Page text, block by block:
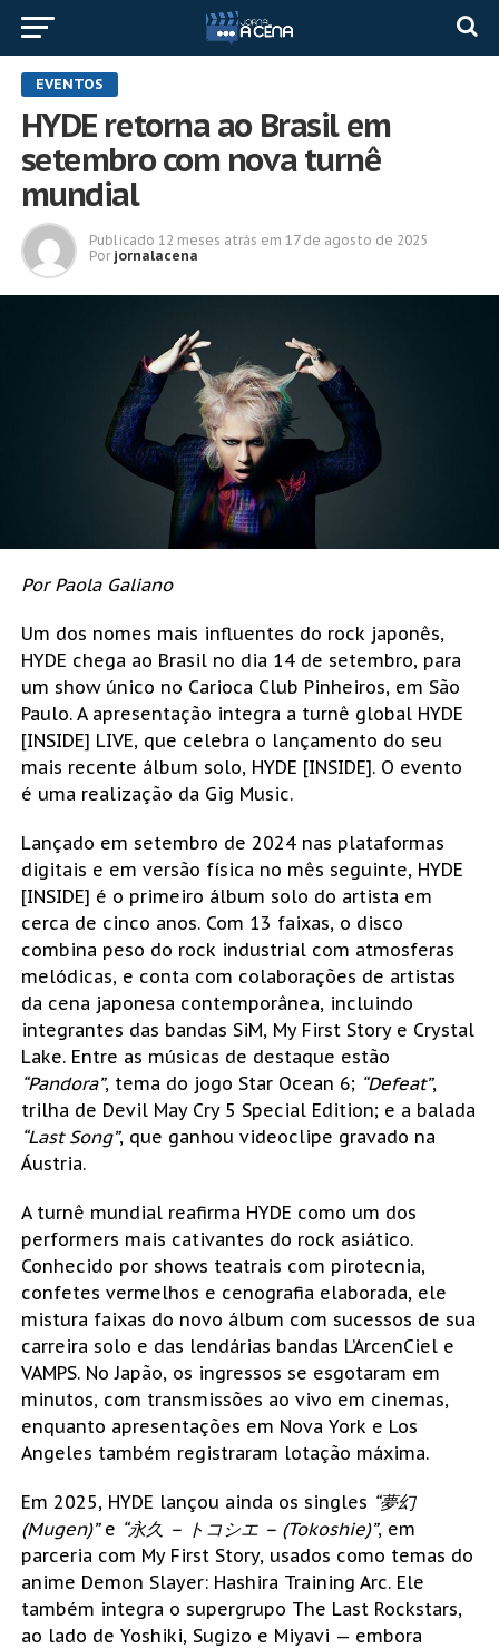
EVENTOS
HYDE retorna ao Brasil em
setembro com nova turnê
mundial
Publicado 12 meses atrás em 17 de agosto de 2025
Por jornalacena
Por Paola Galiano
Um dos nomes mais influentes do rock japonês,
HYDE chega ao Brasil no dia 14 de setembro, para
um show único no Carioca Club Pinheiros, em São
Paulo. A apresentação integra a turnê global HYDE
[INSIDE] LIVE, que celebra o lançamento do seu
mais recente álbum solo, HYDE [INSIDE]. O evento
é uma realização da Gig Music.
Lançado em setembro de 2024 nas plataformas
digitais e em versão física no mês seguinte, HYDE
[INSIDE] é o primeiro álbum solo do artista em
cerca de cinco anos. Com 13 faixas, o disco
combina peso do rock industrial com atmosferas
melódicas, e conta com colaborações de artistas
da cena japonesa contemporânea, incluindo
integrantes das bandas SiM, My First Story e Crystal
Lake. Entre as músicas de destaque estão
“Pandora”, tema do jogo Star Ocean 6; “Defeat”,
trilha de Devil May Cry 5 Special Edition; e a balada
“Last Song”, que ganhou videoclipe gravado na
Áustria.
A turnê mundial reafirma HYDE como um dos
performers mais cativantes do rock asiático.
Conhecido por shows teatrais com pirotecnia,
confetes vermelhos e cenografia elaborada, ele
mistura faixas do novo álbum com sucessos de sua
carreira solo e das lendárias bandas L’ArcenCiel e
VAMPS. No Japão, os ingressos se esgotaram em
minutos, com transmissões ao vivo em cinemas,
enquanto apresentações em Nova York e Los
Angeles também registraram lotação máxima.
Em 2025, HYDE lançou ainda os singles “夢幻
(Mugen)”e “永久 – トコシエ – (Tokoshie)”, em
parceria com My First Story, usados como temas do
anime Demon Slayer: Hashira Training Arc. Ele
também integra o supergrupo The Last Rockstars,
ao lado de Yoshiki, Sugizo e Miyavi — embora